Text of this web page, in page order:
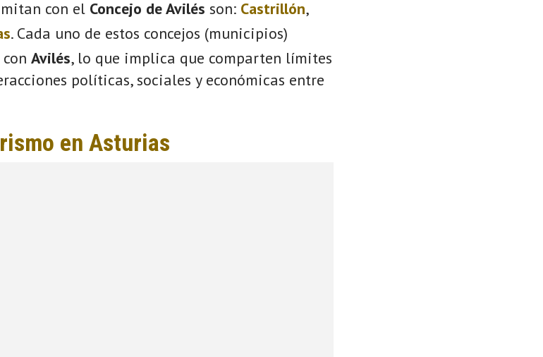
con el Concejo de Avilés son: Castrillón,
. Cada uno de estos concejos (municipios)
Avilés, lo que implica que comparten límites
políticas, sociales y económicas entre